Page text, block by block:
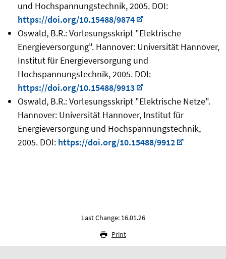
und Hochspannungstechnik, 2005. DOI:
https://doi.org/10.15488/9874
Oswald, B.R.: Vorlesungsskript "Elektrische
Energieversorgung". Hannover: Universität Hannover,
Institut für Energieversorgung und
Hochspannungstechnik, 2005. DOI:
https://doi.org/10.15488/9913
Oswald, B.R.: Vorlesungsskript "Elektrische Netze".
Hannover: Universität Hannover, Institut für
Energieversorgung und Hochspannungstechnik,
2005. DOI: https://doi.org/10.15488/9912
Last Change: 16.01.26
Print